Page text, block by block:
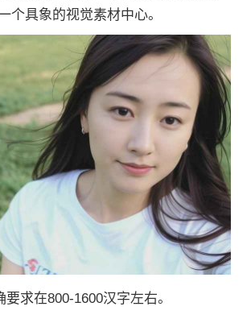
个具象的视觉素材中心。
要求在800-1600汉字左右。